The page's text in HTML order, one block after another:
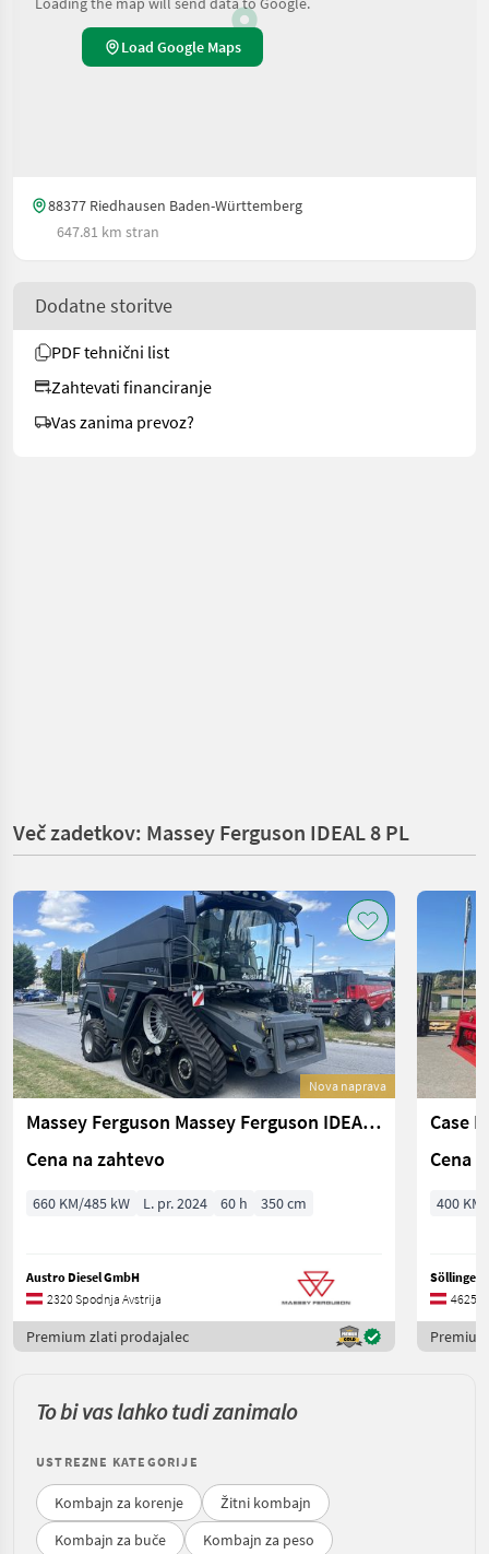
Load Google Maps
88377 Riedhausen Baden-Württemberg
647.81 km stran
Dodatne storitve
PDF tehnični list
Zahtevati financiranje
Vas zanima prevoz?
Več zadetkov: Massey Ferguson IDEAL 8 PL
Nova naprava
Massey Ferguson Massey Ferguson IDEAL 9T
Cena na zahtevo
660 KM/485 kW L. pr. 2024 60 h 350 cm
Austro Diesel GmbH
2320 Spodnja Avstrija
Premium zlati prodajalec
Case
Cena
400
Söllinger
4625
To bi vas lahko tudi zanimalo
USTREZNE KATEGORIJE
Kombajn za korenje
Žitni kombajn
Kombajn za buče
Kombajn za peso